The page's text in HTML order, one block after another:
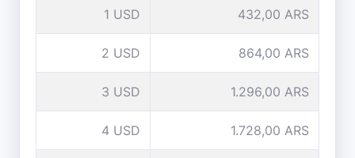
1 USD 432,00 ARS
2 USD 864,00 ARS
3 USD 1.296,00 ARS
4 USD 1.728,00 ARS